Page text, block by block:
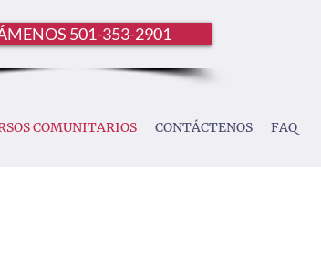
501-353-2901
COMUNITARIOS CONTÁCTENOS FAQ